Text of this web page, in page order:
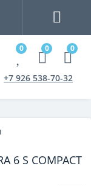
0 0 0
+7 926 538-70-32
6 S COMPACT